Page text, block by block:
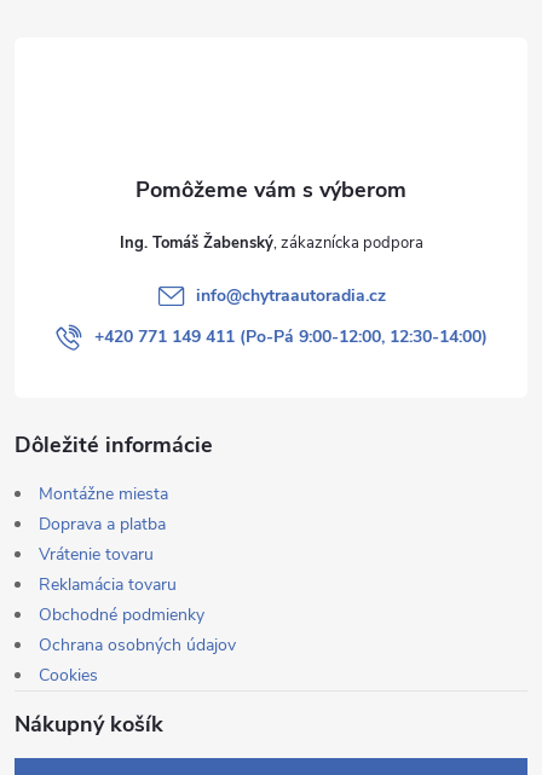
Ing. Tomáš Žabenský
info@chytraautoradia.cz
+420 771 149 411 (Po-Pá 9:00-12:00, 12:30-14:00)
Dôležité informácie
Montážne miesta
Doprava a platba
Vrátenie tovaru
Reklamácia tovaru
Obchodné podmienky
Ochrana osobných údajov
Cookies
Nákupný košík